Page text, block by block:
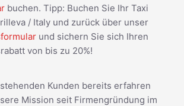
buchen. Tipp: Buchen Sie Ihr Taxi
/ Italy und zurück über unser
und sichern Sie sich Ihren
von bis zu 20%!
Kunden bereits erfahren
Mission seit Firmengründung im